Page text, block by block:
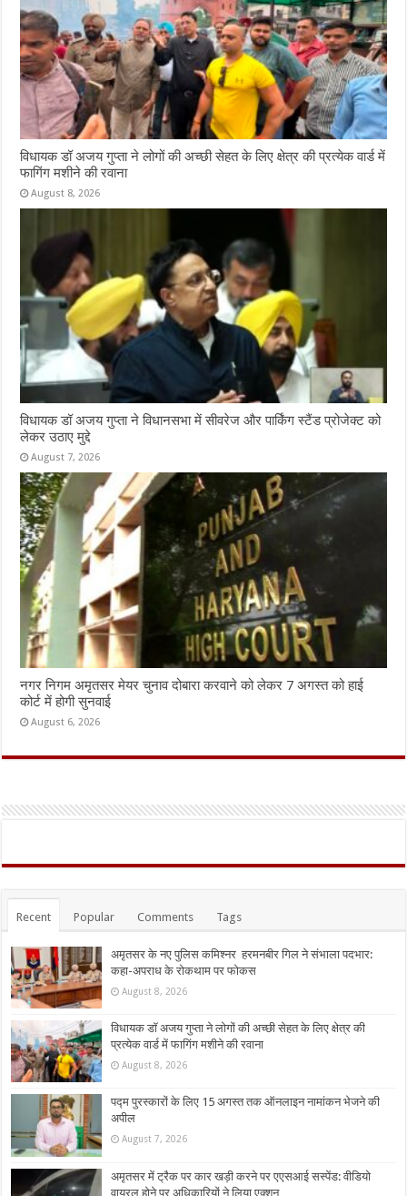
विधायक डॉ अजय गुप्ता ने लोगों की अच्छी सेहत के लिए क्षेत्र की प्रत्येक वार्ड में
फागिंग मशीने की रवाना
August 8, 2026
विधायक डॉ अजय गुप्ता ने विधानसभा में सीवरेज और पार्किंग स्टैंड प्रोजेक्ट को
लेकर उठाए मुद्दे
August 7, 2026
नगर निगम अमृतसर मेयर चुनाव दोबारा करवाने को लेकर 7 अगस्त को हाई
कोर्ट में होगी सुनवाई
August 6, 2026
Recent Popular Comments Tags
अमृतसर के नए पुलिस कमिश्नर हरमनबीर गिल ने संभाला पदभार:
कहा-अपराध के रोकथाम पर फोकस
August 8, 2026
विधायक डॉ अजय गुप्ता ने लोगों की अच्छी सेहत के लिए क्षेत्र की
प्रत्येक वार्ड में फागिंग मशीने की रवाना
August 8, 2026
पद्म पुरस्कारों के लिए 15 अगस्त तक ऑनलाइन नामांकन भेजने की
अपील
August 7, 2026
अमृतसर में ट्रैक पर कार खड़ी करने पर एएसआई सस्पेंड: वीडियो
वायरल होने पर अधिकारियों ने लिया एक्शन